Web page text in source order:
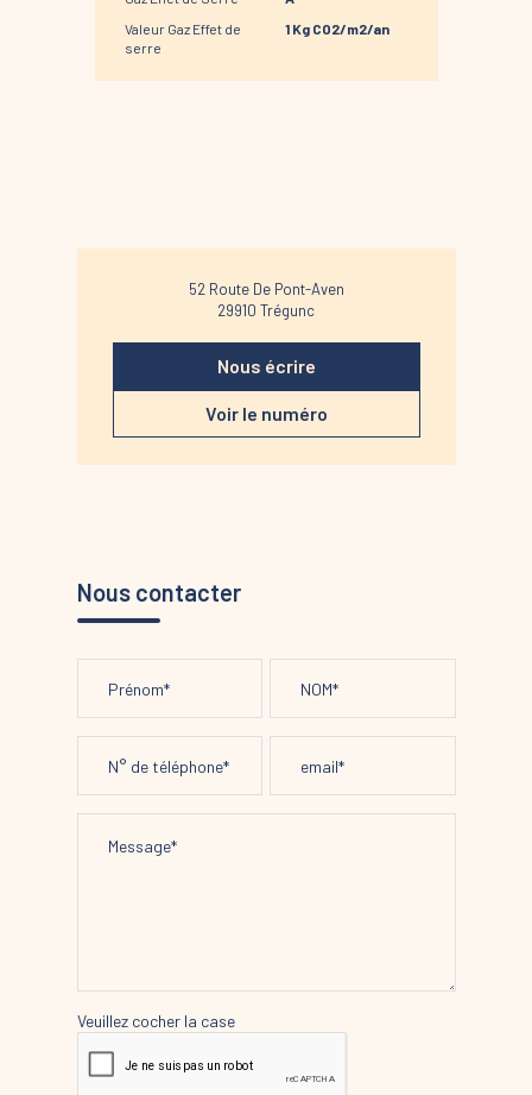
Valeur Gaz Effet de
serre
1 Kg CO2/m2/an
52 Route De Pont-Aven
29910 Trégunc
Nous écrire
Voir le numéro
Nous contacter
Veuillez cocher la case